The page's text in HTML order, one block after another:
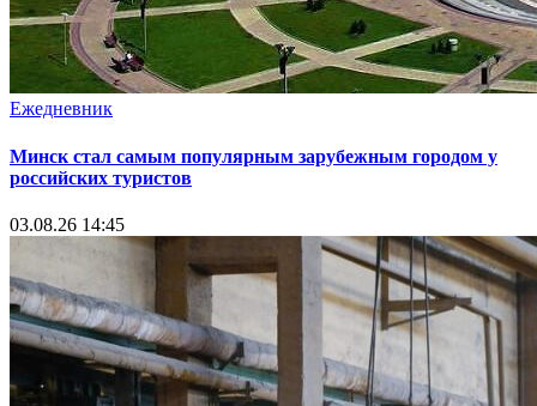
Ежедневник
Минск стал самым популярным зарубежным городом у
российских туристов
03.08.26 14:45